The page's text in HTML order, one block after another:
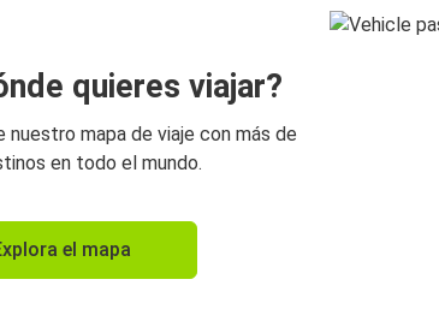
quieres viajar?
nuestro mapa de viaje con más de
en todo el mundo.
el mapa